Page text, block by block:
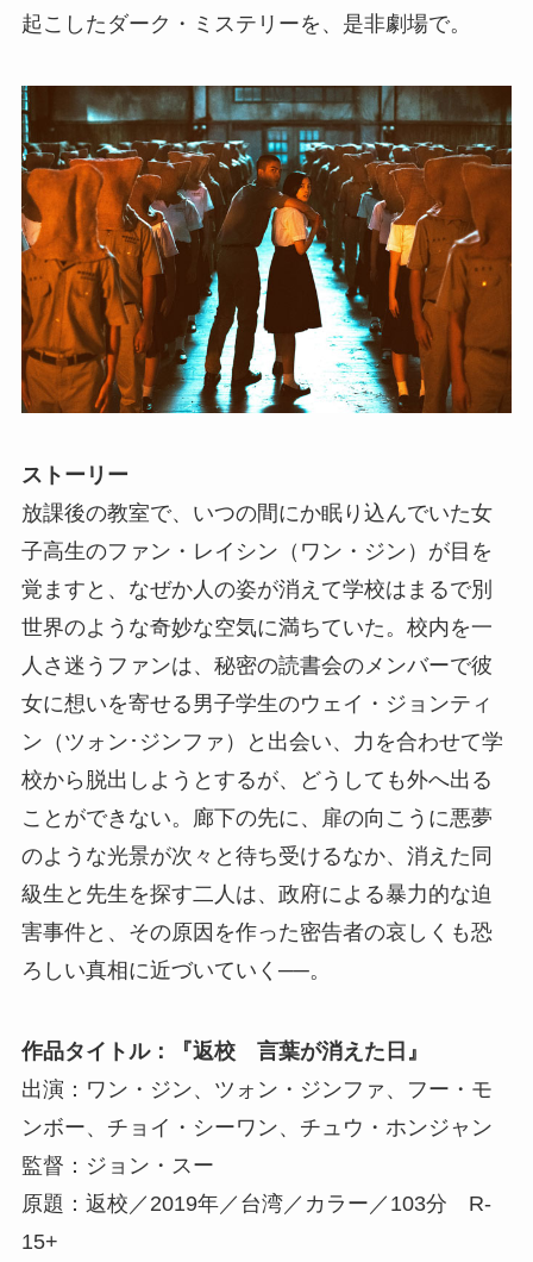
起こしたダーク・ミステリーを、是非劇場で。
ストーリー
放課後の教室で、いつの間にか眠り込んでいた女
子高生のファン・レイシン（ワン・ジン）が目を
覚ますと、なぜか人の姿が消えて学校はまるで別
世界のような奇妙な空気に満ちていた。校内を一
人さ迷うファンは、秘密の読書会のメンバーで彼
女に想いを寄せる男子学生のウェイ・ジョンティ
ン（ツォン･ジンファ）と出会い、力を合わせて学
校から脱出しようとするが、どうしても外へ出る
ことができない。廊下の先に、扉の向こうに悪夢
のような光景が次々と待ち受けるなか、消えた同
級生と先生を探す二人は、政府による暴力的な迫
害事件と、その原因を作った密告者の哀しくも恐
ろしい真相に近づいていく──。
作品タイトル：『返校 言葉が消えた日』
出演：ワン・ジン、ツォン・ジンファ、フー・モ
ンボー、チョイ・シーワン、チュウ・ホンジャン
監督：ジョン・スー
原題：返校／2019年／台湾／カラー／103分 R-
15+